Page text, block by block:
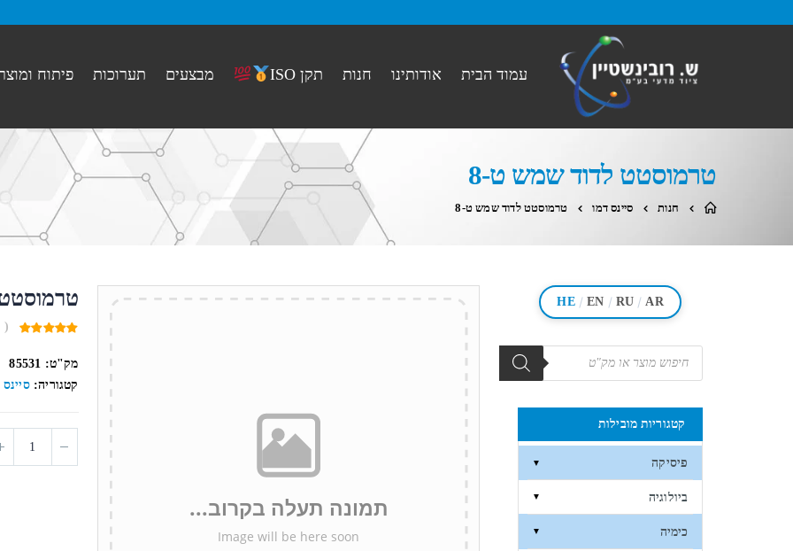
עמוד הבית אודותינו חנות תקן ISO מבצעים תערוכות פיתוח
טרמוסטט לדוד שמש ט-8
חנות סיינס דמו טרמוסטט לדוד שמש ט-8
out
of
5
(
מק"ט: 85531
קטגוריה:
HE / EN / RU / AR
מוצרים
search
קטגוריות מובילות
פיסיקה ▼
ביולוגיה ▼
כימיה ▼